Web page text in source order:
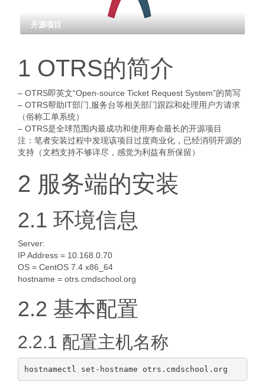
开源项目
1 OTRS的简介
– OTRS即英文“Open-source Ticket Request System”的简写
– OTRS帮助IT部门,服务台等相关部门跟踪和处理用户方请求
（俗称工单系统）
– OTRS是全球范围内最成功和使用寿命最长的开源项目
注：笔者安装过程中发现该项目过度商业化，已经消弱开源的
支持（文档支持不够详尽，感觉为利益有所保留）
2 服务端的安装
2.1 环境信息
Server:
IP Address = 10.168.0.70
OS = CentOS 7.4 x86_64
hostname = otrs.cmdschool.org
2.2 基本配置
2.2.1 配置主机名称